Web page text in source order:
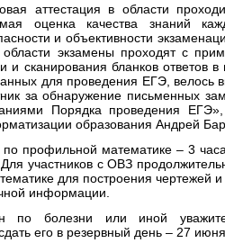
аттестация в области
оценка качества знаний
и объективности
экзамены проходят с
и сканирования бланков ответов
для проведения ЕГЭ,
за обнаружение письменных
Порядка проведения
образования Андрей
по профильной математике – 3
участников с ОВЗ
для построения чертежей и
информации.
по болезни или иной
его в резервный день – 27 июня.